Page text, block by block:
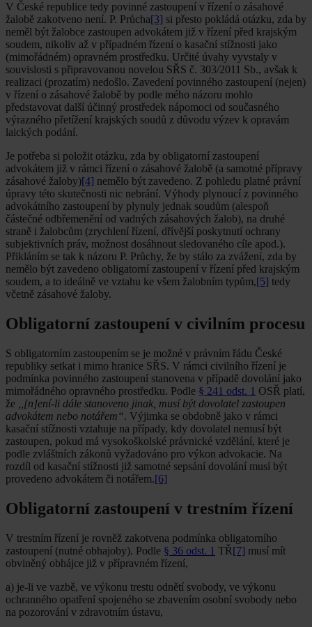
V České republice tedy povinné zastoupení v řízení o zásahové
žalobě zakotveno není. P. Průcha[3] si přesto pokládá otázku, zda by
neměl být žalobce zastoupen advokátem již v řízení před krajským
soudem, nikoliv až v případném řízení o kasační stížnosti jako
(mimořádném) opravném prostředku. Určité úvahy vyvstaly v
souvislosti s připravovanou novelou SŘS č. 303/2011 Sb., avšak k
realizaci (prozatím) nedošlo. Zavedení povinného zastoupení (nejen)
v řízení o zásahové žalobě by podle mého názoru mohlo
představovat další účinný prostředek nápomoci od současného
výrazného přetížení krajských soudů z důvodu výzev k opravám
laických podání.
Je potřeba si položit otázku, zda by obligatorní zastoupení
advokátem již v rámci řízení o zásahové žalobě (a samotné přípravy
zásahové žaloby)[4] nemělo být zavedeno. Z pohledu platné právní
úpravy této skutečnosti nic nebrání. Výhody plynoucí z povinného
advokátního zastoupení by plynuly jednak soudům (alespoň
částečné odbřemenění od vadných zásahových žalob), na druhé
straně i žalobcům (zrychlení řízení, dřívější poskytnutí ochrany
subjektivních práv, možnost dosáhnout sledovaného cíle apod.).
Přikláním se tak k názoru P. Průchy, že by stálo za zvážení, zda by
nemělo být zavedeno obligatorní zastoupení v řízení před krajským
soudem, a to ideálně ve vztahu ke všem žalobním typům,[5] tedy
včetně zásahové žaloby.
Obligatorní zastoupení v civilním procesu
S obligatorním zastoupením se je možné v právním řádu České
republiky setkat i mimo hranice SŘS. V rámci civilního řízení je
podmínka povinného zastoupení stanovena v případě dovolání jako
mimořádného opravného prostředku. Podle § 241 odst. 1 OSŘ platí,
že
,,[n]ení-li dále stanoveno jinak, musí být dovolatel zastoupen
advokátem nebo notářem“. Výjimka se obdobně jako v rámci
kasační stížnosti vztahuje na případy, kdy dovolatel nemusí být
zastoupen, pokud má vysokoškolské právnické vzdělání, které je
podle zvláštních zákonů vyžadováno pro výkon advokacie. Na
rozdíl od kasační stížnosti již samotné sepsání dovolání musí být
provedeno advokátem či notářem.[6]
Obligatorní zastoupení v trestním řízení
V trestním řízení je rovněž zakotvena podmínka obligatorního
zastoupení (nutné obhajoby). Podle § 36 odst. 1 TŘ[7] musí mít
obviněný obhájce již v přípravném řízení,
a) je-li ve vazbě, ve výkonu trestu odnětí svobody, ve výkonu
ochranného opatření spojeného se zbavením osobní svobody nebo
na pozorování v zdravotním ústavu,